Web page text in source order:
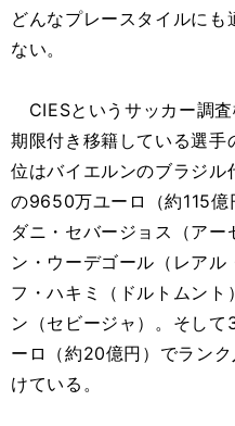
どんなプレースタイルに
ない。
CIESというサッカー調
期限付き移籍している選手
位はバイエルンのブラジル
の9650万ユーロ（約115億
ダニ・セバージョス（アー
ン・ウーデゴール（レア
フ・ハキミ（ドルトムント
ン（セビージャ）。そし
ーロ（約20億円）でラン
けている。